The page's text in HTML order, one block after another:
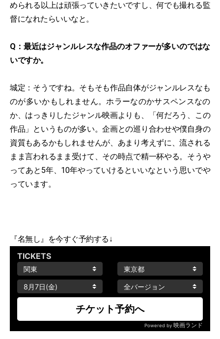
められる以上は頑張っていきたいですし、何でも撮れる監
督になれたらいいなと。
Q：最近はジャンルレスな作品のオファーが多いのではな
いですか。
城定：そうですね。そもそも作品自体がジャンルレスなも
のが多いかもしれません。ホラーなのかサスペンスなの
か、はっきりしたジャンル映画よりも、「何だろう、この
作品」というものが多い。企画との巡り合わせや僕自身の
資質もあるかもしれませんが、あまり考えずに、流される
まま言われるまま受けて、その時点で精一杯やる。そうや
ってあと5年、10年やっていけるといいなという思いでや
っています。
『名無し』を今すぐ予約する↓